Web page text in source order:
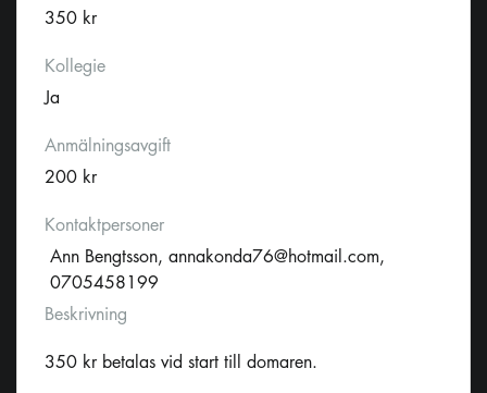
350 kr
Kollegie
Ja
Anmälningsavgift
200 kr
Kontaktpersoner
Ann Bengtsson, annakonda76@hotmail.com,
0705458199
Beskrivning
350 kr betalas vid start till domaren.